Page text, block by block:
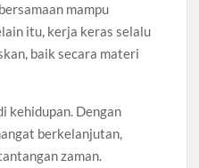
mampu
itu, kerja keras selalu
baik secara materi
kehidupan. Dengan
berkelanjutan,
zaman.